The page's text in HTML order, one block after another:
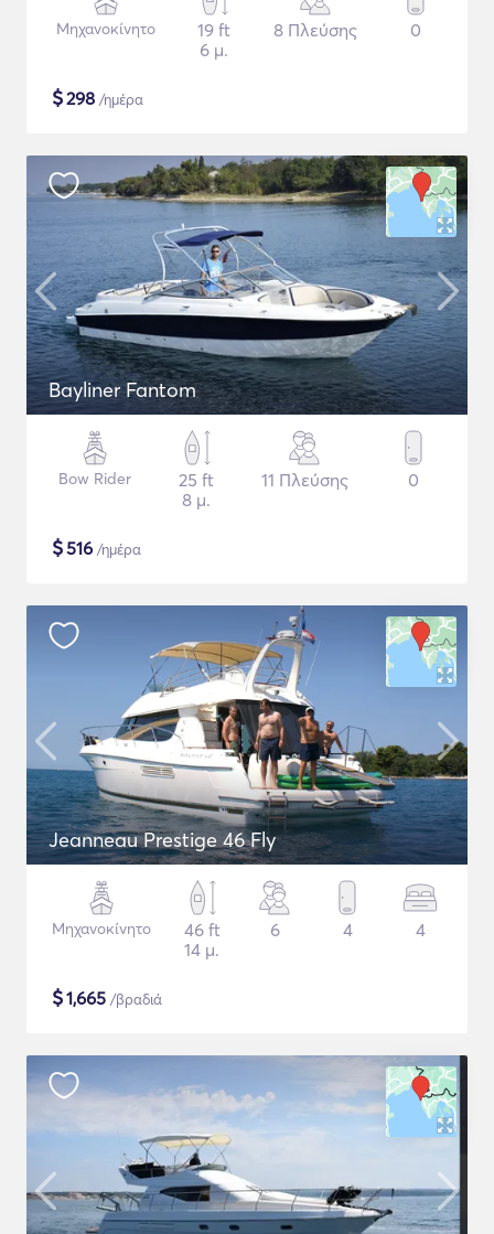
Μηχανοκίνητο
19 ft
6 μ.
8 Πλεύσης 0
$298 /ημέρα
Bayliner Fantom
Bow Rider
25 ft
8 μ.
11 Πλεύσης 0
$516 /ημέρα
Jeanneau Prestige 46 Fly
Μηχανοκίνητο
46 ft
14 μ.
6 4 4
$1,665 /βραδιά